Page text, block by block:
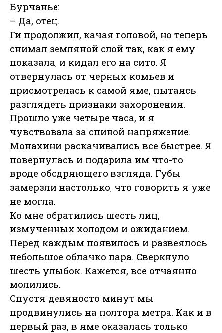
Бурчанье:
– Да, отец.
Ги продолжил, качая головой, но теперь
снимал земляной слой так, как я ему
показала, и кидал его на сито. Я
отвернулась от черных комьев и
присмотрелась к самой яме, пытаясь
разглядеть признаки захоронения.
Прошло уже четыре часа, и я
чувствовала за спиной напряжение.
Монахини раскачивались все быстрее. Я
повернулась и подарила им что-то
вроде ободряющего взгляда. Губы
замерзли настолько, что говорить я уже
не могла.
Ко мне обратились шесть лиц,
измученных холодом и ожиданием.
Перед каждым появилось и развеялось
небольшое облачко пара. Сверкнуло
шесть улыбок. Кажется, все отчаянно
молились.
Спустя девяносто минут мы
продвинулись на полтора метра. Как и в
первый раз, в яме оказалась только